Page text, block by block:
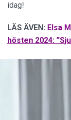
idag!
LÄS ÄVEN: Elsa
hösten 2024: